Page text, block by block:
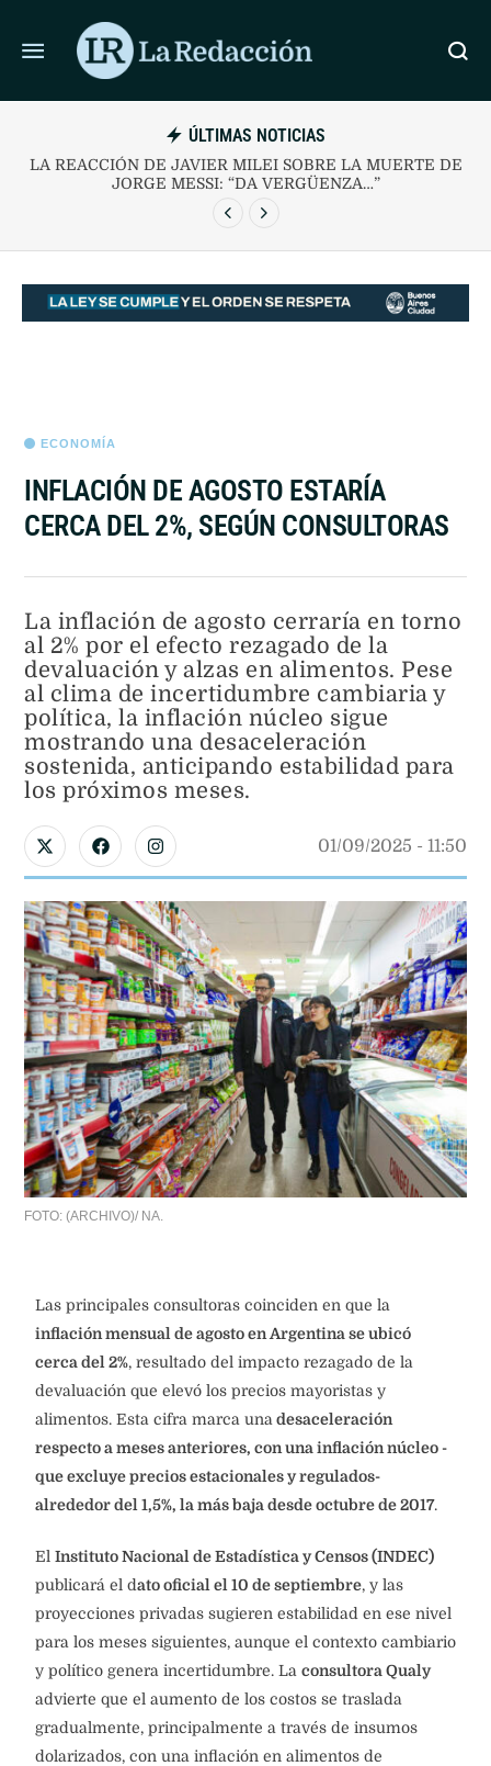
ÚLTIMAS NOTICIAS
LA REACCIÓN DE JAVIER MILEI SOBRE LA MUERTE DE
JORGE MESSI: “DA VERGÜENZA…”
ECONOMÍA
INFLACIÓN DE AGOSTO ESTARÍA
CERCA DEL 2%, SEGÚN CONSULTORAS
La inflación de agosto cerraría en torno
al 2% por el efecto rezagado de la
devaluación y alzas en alimentos. Pese
al clima de incertidumbre cambiaria y
política, la inflación núcleo sigue
mostrando una desaceleración
sostenida, anticipando estabilidad para
los próximos meses.
01/09/2025 - 11:50
FOTO: (ARCHIVO)/ NA.
Las principales consultoras coinciden en que la
inflación mensual de agosto en Argentina se ubicó
cerca del 2%, resultado del impacto rezagado de la
devaluación que elevó los precios mayoristas y
alimentos. Esta cifra marca una desaceleración
respecto a meses anteriores, con una inflación núcleo -
que excluye precios estacionales y regulados-
alrededor del 1,5%, la más baja desde octubre de 2017.
El Instituto Nacional de Estadística y Censos (INDEC)
publicará el dato oficial el 10 de septiembre, y las
proyecciones privadas sugieren estabilidad en ese nivel
para los meses siguientes, aunque el contexto cambiario
y político genera incertidumbre. La consultora Qualy
advierte que el aumento de los costos se traslada
gradualmente, principalmente a través de insumos
dolarizados, con una inflación en alimentos de